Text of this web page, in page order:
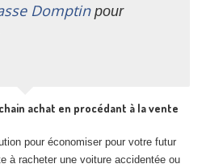
Domptinpour
achat en procédant à la vente
pour économiser pour votre futur
à racheter une voiture accidentée ou